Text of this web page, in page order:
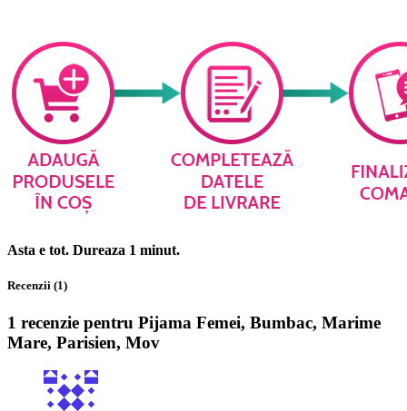
Asta e tot. Dureaza 1 minut.
Recenzii (1)
1 recenzie pentru Pijama Femei, Bumbac, Marime
Mare, Parisien, Mov